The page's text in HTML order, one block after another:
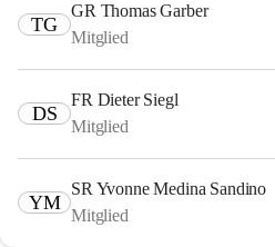
TG
GR Thomas Garber
Mitglied
DS
FR Dieter Siegl
Mitglied
YM
SR Yvonne Medina Sandino
Mitglied